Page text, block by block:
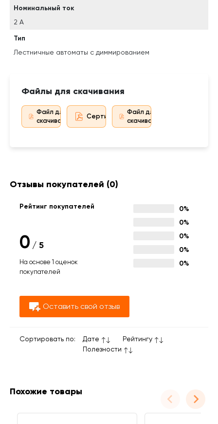
Номинальный ток
2 А
Тип
Лестничные автоматы с диммированием
Файлы для скачивания
Файл для
скачивания
Сертификат дистрибьютора
Файл для
скачивания
Отзывы покупателей (0)
Рейтинг покупателей
0 / 5
На основе 1 оценок
покупателей
0%
0%
0%
0%
0%
Оставить свой отзыв
Сортировать по: Дате
Рейтингу
Полезности
Похожие товары